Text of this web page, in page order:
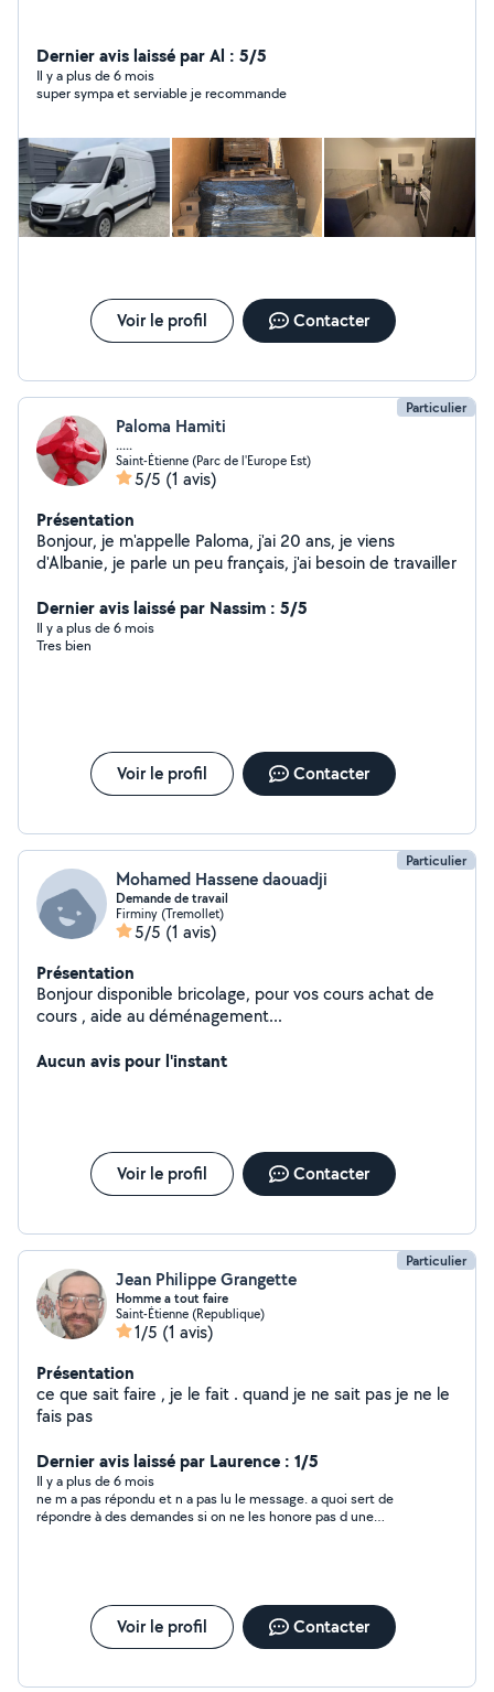
Dernier avis laissé par Al : 5/5
Il y a plus de 6 mois
super sympa et serviable je recommande
Voir le profil Contacter
Particulier
Paloma Hamiti
.....
Saint-Étienne (Parc de l'Europe Est)
5/5 (1 avis)
Présentation
Bonjour, je m'appelle Paloma, j'ai 20 ans, je viens
d'Albanie, je parle un peu français, j'ai besoin de travailler
Dernier avis laissé par Nassim : 5/5
Il y a plus de 6 mois
Tres bien
Voir le profil Contacter
Particulier
Mohamed Hassene daouadji
Demande de travail
Firminy (Tremollet)
5/5 (1 avis)
Présentation
Bonjour disponible bricolage, pour vos cours achat de
cours , aide au déménagement...
Aucun avis pour l'instant
Voir le profil Contacter
Particulier
Jean Philippe Grangette
Homme a tout faire
Saint-Étienne (Republique)
1/5 (1 avis)
Présentation
ce que sait faire , je le fait . quand je ne sait pas je ne le
fais pas
Dernier avis laissé par Laurence : 1/5
Il y a plus de 6 mois
ne m a pas répondu et n a pas lu le message. a quoi sert de
répondre à des demandes si on ne les honore pas d une
Voir le profil Contacter